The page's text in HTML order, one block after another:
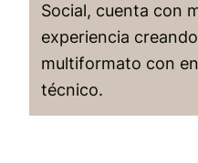
Social, cuenta con
experiencia
multiformato con
técnico.